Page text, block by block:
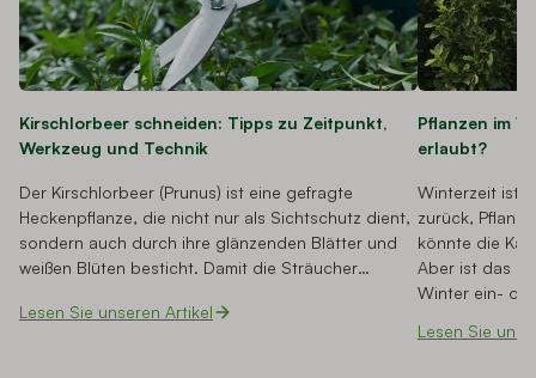
Kirschlorbeer schneiden: Tipps zu Zeitpunkt,
Werkzeug und Technik
Der Kirschlorbeer (Prunus) ist eine gefragte
Heckenpflanze, die nicht nur als Sichtschutz dient,
sondern auch durch ihre glänzenden Blätter und
weißen Blüten besticht. Damit die Sträucher
richtige Rückschnitt entscheidend. In diesem
Lesen Sie unseren Artikel
Pflanzen im
erlaubt?
Winterzeit ist
zurück,
könnte die
Aber ist das
Winter ein-
Lesen Sie